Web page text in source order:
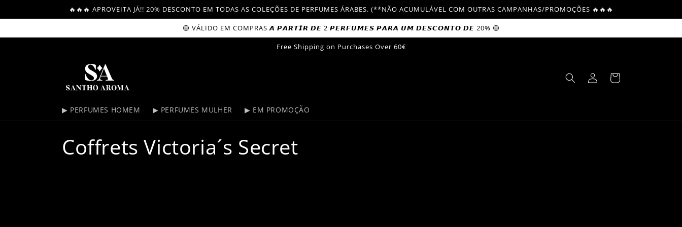
🔥🔥🔥 APROVEITA JÁ!! 20% DESCONTO EM TODAS AS COLEÇÕES DE PERFUMES ÁRABES. (**NÃO ACUMULÁVEL COM OUTRAS CAMPANHAS/PROMOÇÕES 🔥🔥🔥
🟡 VÁLIDO EM COMPRAS 𝘼 𝙋𝘼𝙍𝙏𝙄𝙍 𝘿𝙀 2 𝙋𝙀𝙍𝙁𝙐𝙈𝙀𝙎 𝙋𝘼𝙍𝘼 𝙐𝙈 𝘿𝙀𝙎𝘾𝙊𝙉𝙏𝙊 𝘿𝙀 20% 🟡
Free Shipping on Purchases Over 60€
▶ PERFUMES HOMEM ▶ PERFUMES MULHER ▶ EM PROMOÇÃO
Log
in
Cart
C
Coffrets Victoria´s Secret